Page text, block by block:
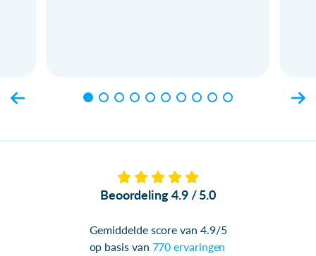
Beoordeling 4.9 / 5.0
Gemiddelde score van 4.9/5
op basis van 770 ervaringen